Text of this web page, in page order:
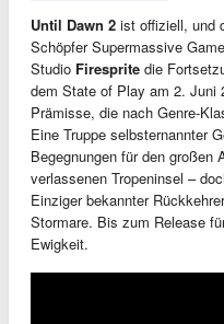
Until Dawn 2 ist offiziell, und
Schöpfer Supermassive
Studio Firesprite die
dem State of Play am 2. Juni
Prämisse, die nach Genre-
Eine Truppe selbsternannter
Begegnungen für den großen
verlassenen Tropeninsel –
Einziger bekannter
Stormare. Bis zum Release
Ewigkeit.